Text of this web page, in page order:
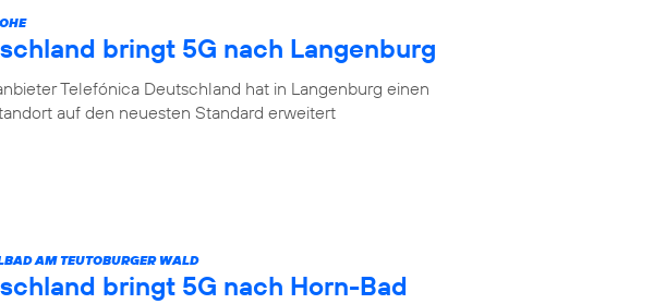
bringt 5G nach Langenburg
Telefónica Deutschland hat in Langenburg einen
auf den neuesten Standard erweitert
AM TEUTOBURGER WALD
bringt 5G nach Horn-Bad